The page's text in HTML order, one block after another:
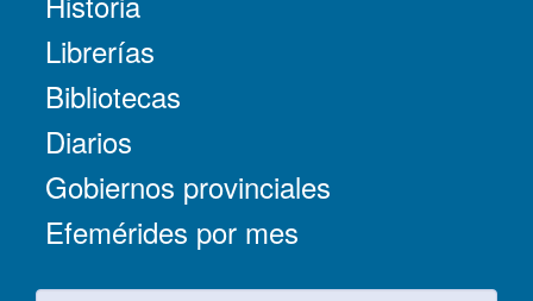
Librerías
Bibliotecas
Diarios
Gobiernos provinciales
Efemérides por mes